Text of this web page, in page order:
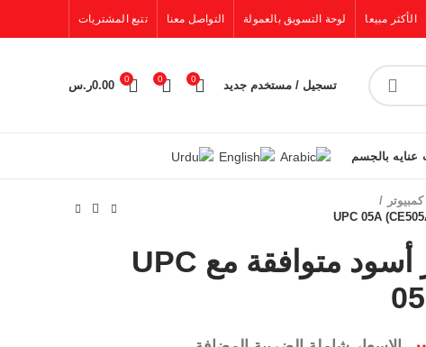
الأكثر مبيعا لوحة التسويق بالعمولة التواصل معنا تتبع المشتريات
تسجيل / مستخدم جديد 0
0
0
0.00ر.س
عنايه بالجسم
خرطوشة حبر أسود متوافقة مع UPC